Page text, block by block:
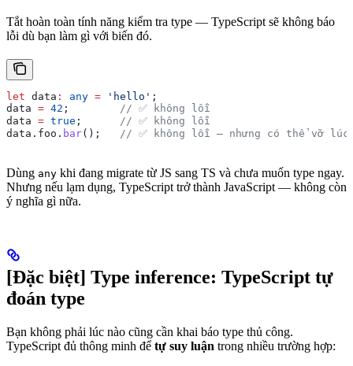
Tắt hoàn toàn tính năng kiểm tra type — TypeScript sẽ không báo
lỗi dù bạn làm gì với biến đó.
let data : any = 'hello' ;
data = 42 ; // ✅ không lỗi
data = true ; // ✅ không lỗi
data . foo . bar(); // ✅ không lỗi — nhưng có thể vỡ lúc
Dùng any khi đang migrate từ JS sang TS và chưa muốn type ngay.
Nhưng nếu lạm dụng, TypeScript trở thành JavaScript — không còn
ý nghĩa gì nữa.
[Đặc biệt] Type inference: TypeScript tự
đoán type
Bạn không phải lúc nào cũng cần khai báo type thủ công.
TypeScript đủ thông minh để tự suy luận trong nhiều trường hợp: